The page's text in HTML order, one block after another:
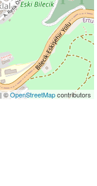
| ©OpenStreetMapcontributors